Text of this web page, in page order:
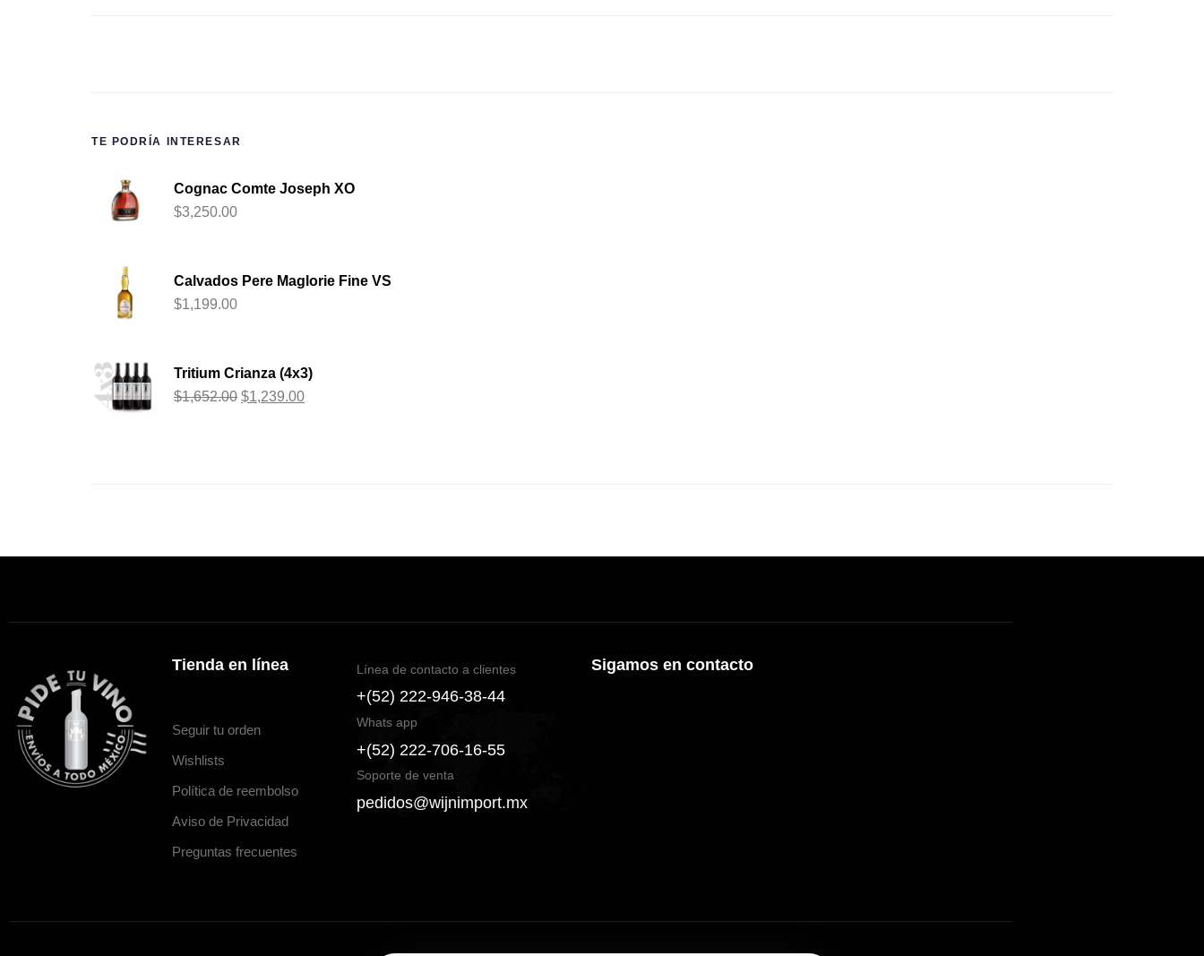
TE PODRÍA INTERESAR
Cognac Comte Joseph XO
$3,250.00
Calvados Pere Maglorie Fine VS
$1,199.00
Tritium Crianza (4x3)
$1,652.00 $1,239.00
Tienda en línea
Seguir tu orden
Wishlists
Política de reembolso
Aviso de Privacidad
Preguntas frecuentes
Línea de contacto a clientes
+(52) 222-946-38-44
Whats app
+(52) 222-706-16-55
Soporte de venta
pedidos@wijnimport.mx
Sigamos en contacto